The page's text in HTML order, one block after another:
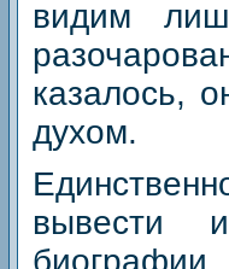
видим
казалось,
духом.
вывести